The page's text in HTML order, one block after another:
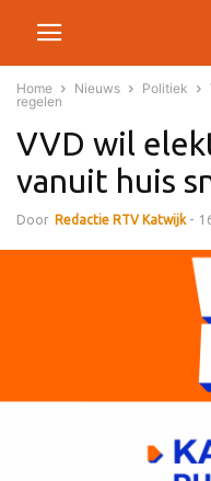
Home Nieuws Politiek
regelen
VVD wil
vanuit huis
Door Redactie RTV Katwijk -